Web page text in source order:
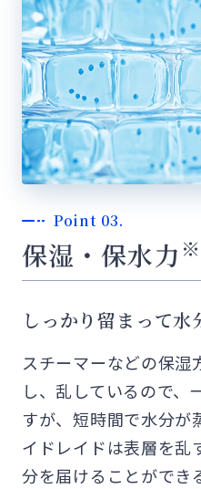
Point 03.
保湿・保水力
しっかり留まって水
スチーマーなどの保湿
し、乱しているので、
すが、短時間で水分が
イドレイドは表層を乱
分を届けることができ